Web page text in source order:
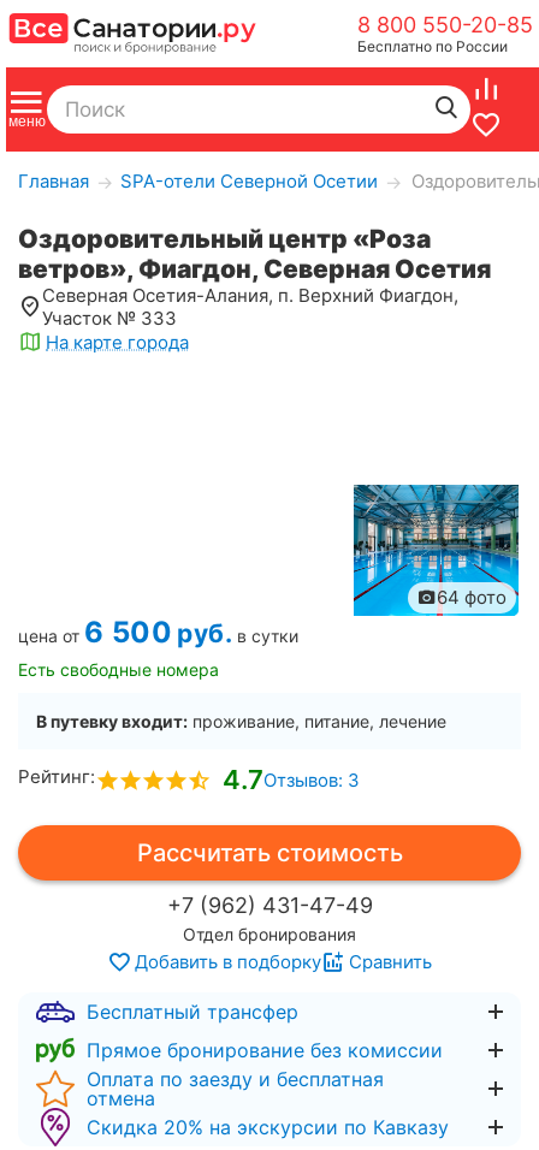
8 800 550-20-85
Бесплатно по России
Главная → SPA-отели Северной Осетии →
Оздоровительный центр «Роза
ветров», Фиагдон, Северная Осетия
Северная Осетия-Алания, п. Верхний Фиагдон,
Участок № 333
На карте города
64 фото
цена от 6 500 руб. в сутки
Есть свободные номера
В путевку входит: проживание, питание, лечение
Рейтинг: 4.7Отзывов: 3
Рассчитать стоимость
+7 (962) 431-47-49
Отдел бронирования
Добавить в подборку Сравнить
Бесплатный трансфер
Прямое бронирование без комиссии
Оплата по заезду и бесплатная
отмена
Скидка 20% на экскурсии по Кавказу